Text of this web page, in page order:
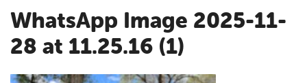
WhatsApp Image 2025-11-
28 at 11.25.16 (1)